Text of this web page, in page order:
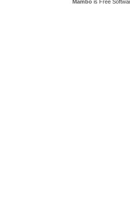
Mambois Free